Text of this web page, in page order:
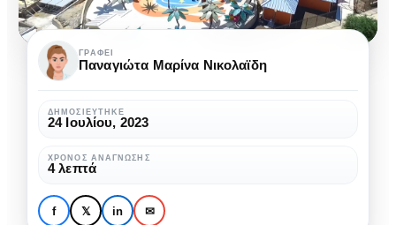
Το δικαίωμα των ΑμεΑ
δικαίωμα
των
ΑμεΑ
στη
ψυχαγωγία
ΓΡΆΦΕΙ
Παναγιώτα Μαρίνα Νικολαϊδη
ΔΗΜΟΣΙΕΎΤΗΚΕ
24 Ιουλίου, 2023
ΧΡΌΝΟΣ ΑΝΆΓΝΩΣΗΣ
4 λεπτά
f 𝕏 in ✉